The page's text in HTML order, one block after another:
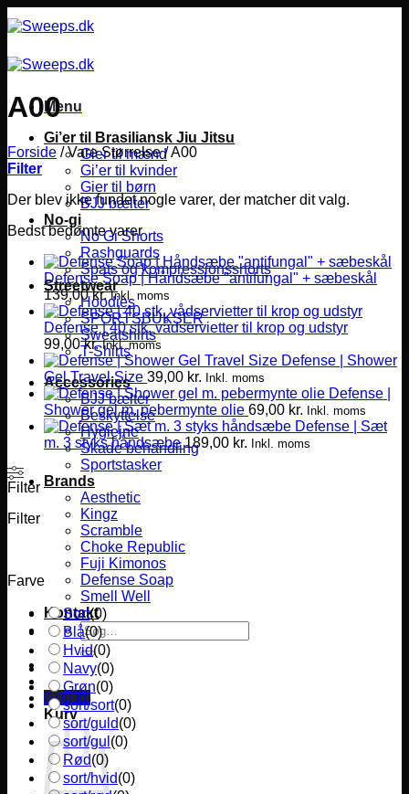
til
Menu
Gi’er til Brasiliansk Jiu Jitsu
Gier til mænd
Gi’er til kvinder
Gier til børn
BJJ bælter
No-gi
No Gi Shorts
Rashguards
Spats og kompressionsshorts
Streetwear
Hoodies
SPORTSBUKSER
Sweatshirts
T-Shirts
Accessories
BJJ bælter
Beskyttelse
Hygiejne
Skade behandling
Sportstasker
Brands
Aesthetic
Kingz
Scramble
Choke Republic
Fuji Kimonos
Defense Soap
Smell Well
Kontakt
Søg
efter:
0,00kr.
Kurv
A00
Forside /Vare Størrelse/A00
Filter
Der blev ikke fundet nogle varer, der matcher dit valg.
Bedst bedømte varer
Defense Soap | Håndsæbe "antifungal" + sæbeskål
139,00kr. Inkl. moms
Defense | 40 stk. vådservietter til krop og udstyr
99,00kr. Inkl. moms
Defense | Shower
Gel Travel Size 39,00 kr. Inkl. moms
Defense |
Shower gel m. pebermynte olie 69,00 kr. Inkl. moms
Defense | Sæt
m. 3 styks håndsæbe 189,00 kr. Inkl. moms
Filter
Filter
Farve
Sort(0)
Blå(0)
Hvid(0)
Navy(0)
Grøn(0)
sort/sort(0)
sort/guld(0)
sort/gul (0)
Rød(0)
sort/hvid(0)